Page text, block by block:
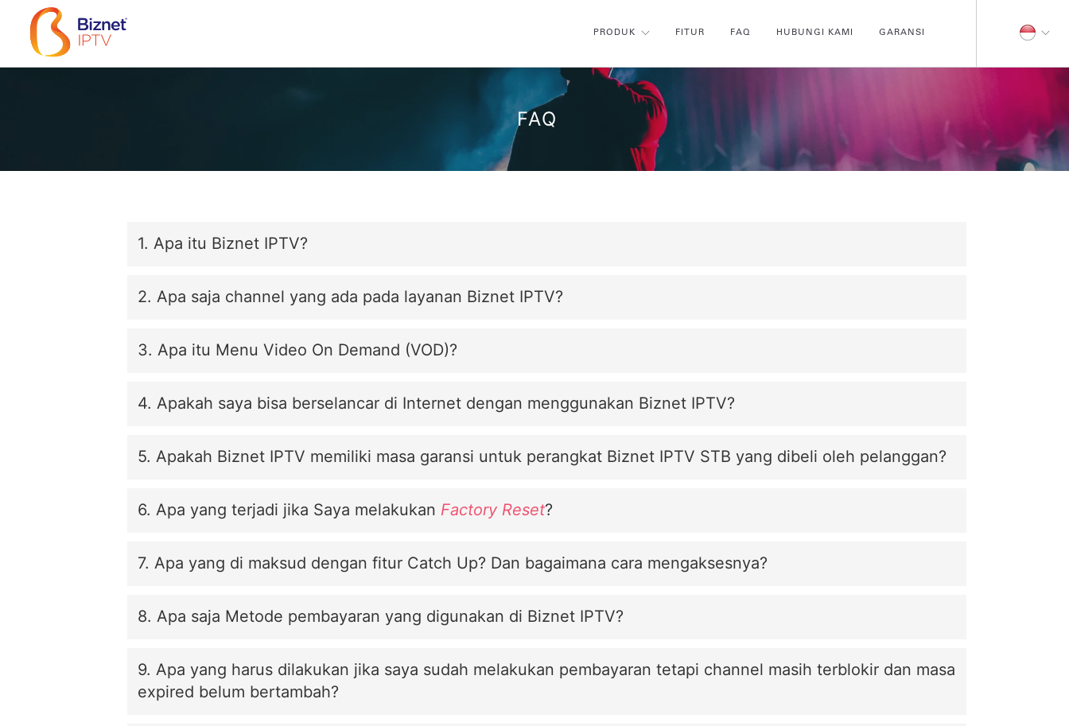
PRODUK FITUR FAQ HUBUNGI KAMI GARANSI
FAQ
1. Apa itu Biznet IPTV?
2. Apa saja channel yang ada pada layanan Biznet IPTV?
3. Apa itu Menu Video On Demand (VOD)?
4. Apakah saya bisa berselancar di Internet dengan menggunakan Biznet IPTV?
5. Apakah Biznet IPTV memiliki masa garansi untuk perangkat Biznet IPTV STB yang dibeli oleh pelanggan?
6. Apa yang terjadi jika Saya melakukan Factory Reset?
7. Apa yang di maksud dengan fitur Catch Up? Dan bagaimana cara mengaksesnya?
8. Apa saja Metode pembayaran yang digunakan di Biznet IPTV?
9. Apa yang harus dilakukan jika saya sudah melakukan pembayaran tetapi channel masih terblokir dan masa
expired belum bertambah?